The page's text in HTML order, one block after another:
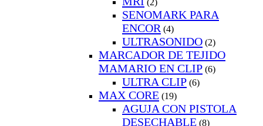
(2)
SENOMARK PARA
ENCOR (4)
ULTRASONIDO (2)
MARCADOR DE TEJIDO
MAMARIO EN CLIP (6)
ULTRA CLIP (6)
MAX CORE (19)
AGUJA CON PISTOLA
DESECHABLE (8)